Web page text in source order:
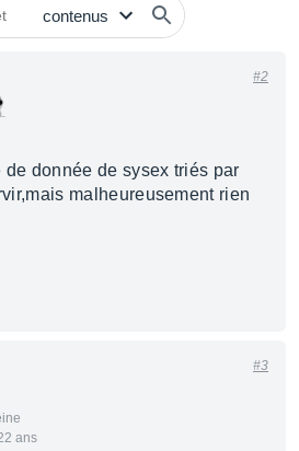
#2
donnée de sysex triés par
malheureusement rien
ans
#3